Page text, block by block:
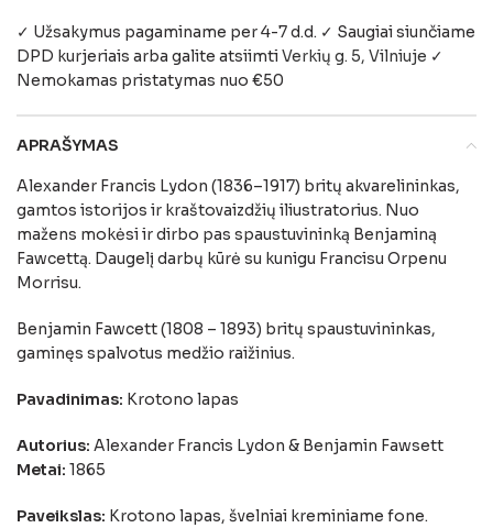
✓ Užsakymus pagaminame per 4-7 d.d. ✓ Saugiai siunčiame
DPD kurjeriais arba galite atsiimtiVerkių g. 5, Vilniuje ✓
Nemokamas pristatymas nuo €50
APRAŠYMAS
Alexander Francis Lydon (1836–1917) britų akvarelininkas,
gamtos istorijos ir kraštovaizdžių iliustratorius. Nuo
mažens mokėsi ir dirbo pas spaustuvininką Benjaminą
Fawcettą. Daugelį darbų kūrė su kunigu Francisu Orpenu
Morrisu.
Benjamin Fawcett (1808 – 1893) britų spaustuvininkas,
gaminęs spalvotus medžio raižinius.
Pavadinimas: Krotono lapas
Autorius: Alexander Francis Lydon & Benjamin Fawsett
Metai: 1865
Paveikslas: Krotono lapas, švelniai kreminiame fone.